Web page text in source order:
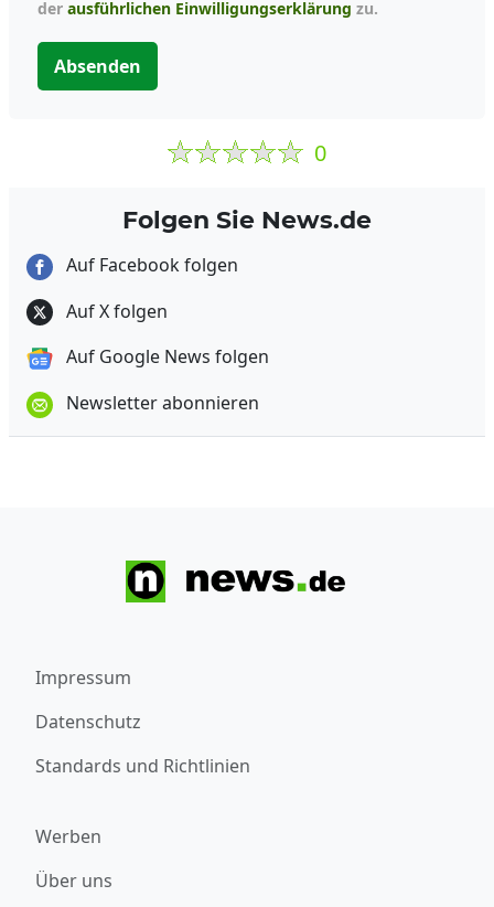
der ausführlichen Einwilligungserklärung zu.
Absenden
0
Folgen Sie News.de
Auf Facebook folgen
Auf X folgen
Auf Google News folgen
Newsletter abonnieren
Impressum
Datenschutz
Standards und Richtlinien
Werben
Über uns